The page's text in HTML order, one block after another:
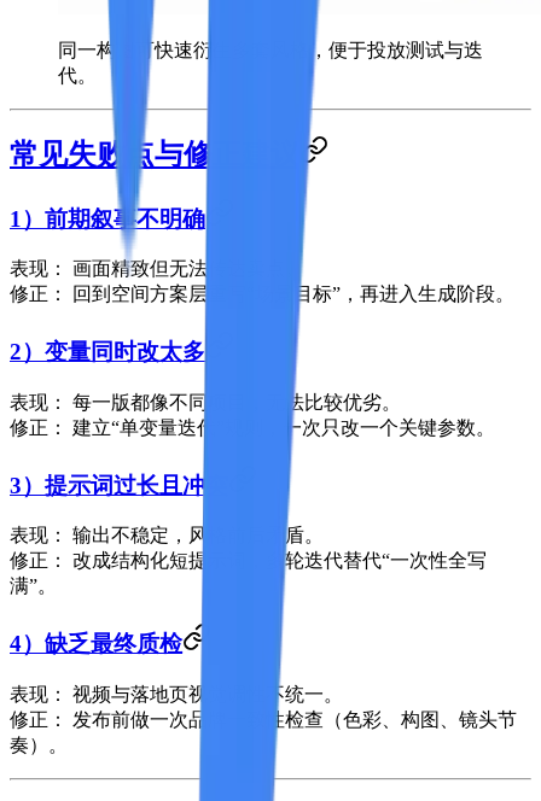
同一构图可快速衍生多套风格，便于投放测试与迭
代。
常见失败点与修正建议
1）前期叙事不明确
表现：
画面精致但无法传达卖点。
修正：
回到空间方案层重写“场景目标”，再进入生成阶段。
2）变量同时改太多
表现：
每一版都像不同项目，无法比较优劣。
修正：
建立“单变量迭代”规则，一次只改一个关键参数。
3）提示词过长且冲突
表现：
输出不稳定，风格前后矛盾。
修正：
改成结构化短提示词，多轮迭代替代“一次性全写
满”。
4）缺乏最终质检
表现：
视频与落地页视觉调性不统一。
修正：
发布前做一次品牌一致性检查（色彩、构图、镜头节
奏）。